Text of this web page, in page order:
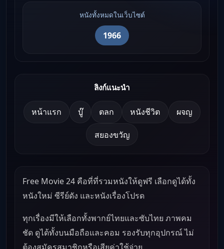
หนังทั้งหมดในเว็บไซต์
1966
ลิงก์แนะนำ
หน้าแรก บู๊ ตลก หนังชีวิต ผจญ
สยองขวัญ
Free Movie 24 คือที่ที่รวมหนังให้ดูฟรี เลือกดูได้ทั้ง
หนังใหม่ ซีรีย์ดัง และหนังเรื่องโปรด
ทุกเรื่องมีให้เลือกทั้งพากย์ไทยและซับไทย ภาพคม
ชัด ดูได้ทั้งบนมือถือและคอม รองรับทุกอุปกรณ์ ไม่